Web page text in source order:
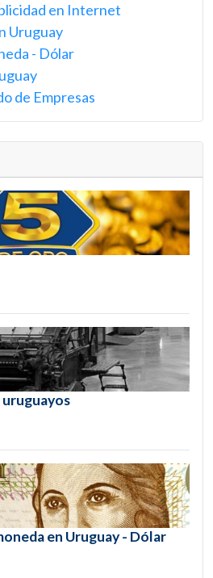
en Internet
Uruguay
- Dólar
de Empresas
uruguayos
en Uruguay - Dólar